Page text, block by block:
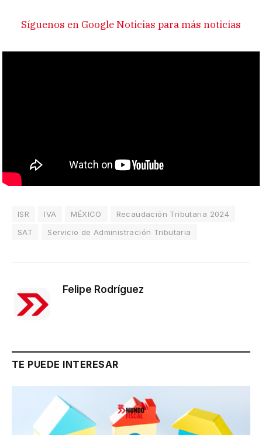
Síguenos en Google Noticias para más noticias
ISR IVA MÉXICO
Recaudación Tributaria 2024
SAT
Servicio de Administración Tributaria
Felipe Rodríguez
TE PUEDE INTERESAR